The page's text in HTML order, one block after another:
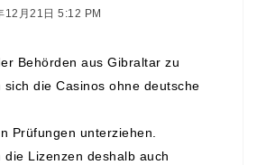
12月21日 5:12 PM
Behörden aus Gibraltar zu
die Casinos ohne deutsche
Prüfungen unterziehen.
Lizenzen deshalb auch